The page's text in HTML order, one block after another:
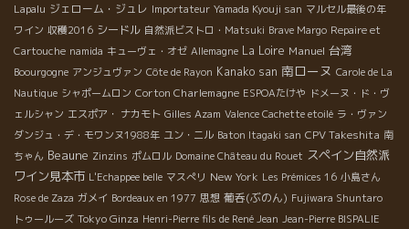
Lapalu ジェローム・ジュレ Importateur Yamada Kyouji san マルセル最後の年
ワイン 収穫2016 シードル 自然派ビストロ・Matsuki Brave Margo Repaire et
Cartouche namida キューヴェ・オゼ Allemagne La Loire Manuel 台湾
Boourgogne アンジュヴァン Côte de Rayon Kanako san 南ローヌ Carole de La
Nautique シャポームロン Corton Charlemagne ESPOAたけや ドメーヌ・ド・ヴ
ェルシャン エスポア・ ナカモト Gilles Azam Valence Cachette etoilé ラ・ヴァン
ダンジュ・デ・モワンヌ1988年 ユン・ニル Baton Itagaki san CPV Takeshita 南
ちゃん Beaune Zinzins ポムロル Domaine Château du Rouet スペイン自然派
ワイン見本市 L'Echappee belle マスぺリ New York Les Prémices 16 小島さん
Rose de Zaza ガメイ Bordeaux en 1977 思想 葡呑(ぶのん) Fujiwara Shuntaro
トゥールーズ Tokyo Ginza Henri-Pierre fils de René Jean Jean-Pierre BISPALIE